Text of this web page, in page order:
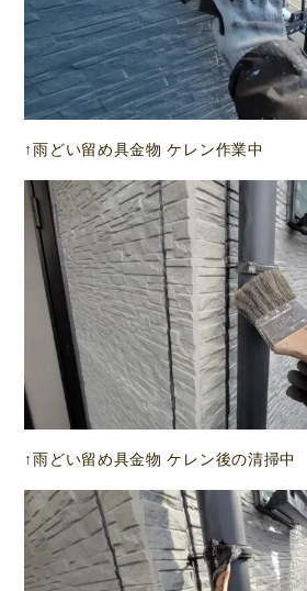
↑雨どい留め具金物 ケレン作業中
↑雨どい留め具金物 ケレン後の清掃中